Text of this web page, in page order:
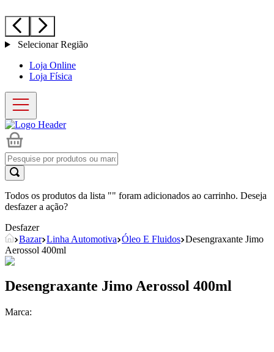
Selecionar Região
Loja Online
Loja Física
Todos os produtos da lista "" foram adicionados ao carrinho. Deseja
desfazer a ação?
Desfazer
Bazar Linha Automotiva Óleo E Fluidos Desengraxante Jimo
Aerossol 400ml
Desengraxante Jimo Aerossol 400ml
Marca: